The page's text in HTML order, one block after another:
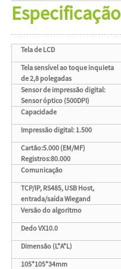
Especificação
Tela de LCD
Tela sensível ao toque inquieta
de 2,8 polegadas
Sensor de impressão digital:
Sensor óptico (500DPI)
Capacidade
Impressão digital: 1.500
Cartão:5.000 (EM/MF)
Registros:80.000
Comunicação
TCP/IP, RS485, USB Host,
entrada/saída Wiegand
Versão do algoritmo
Dedo VX10.0
Dimensão (L*A*L)
105*105*34mm